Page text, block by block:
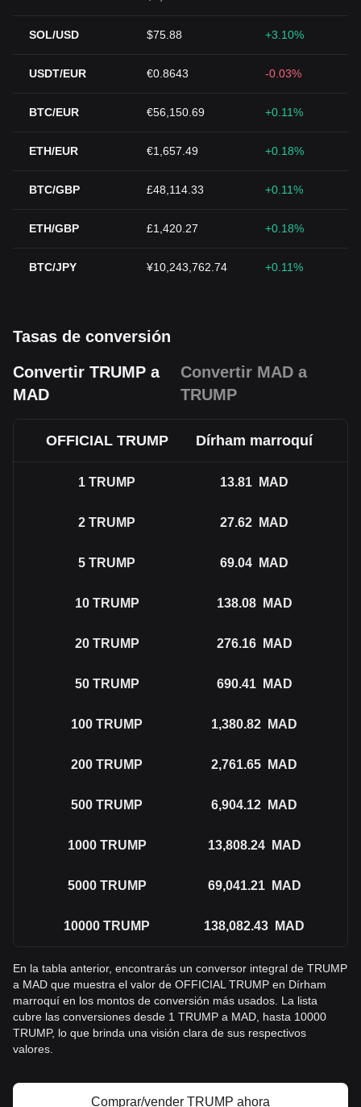
SOL/USD $75.88 +3.10%
USDT/EUR €0.8643 -0.03%
BTC/EUR €56,150.69 +0.11%
ETH/EUR €1,657.49 +0.18%
BTC/GBP £48,114.33 +0.11%
ETH/GBP £1,420.27 +0.18%
BTC/JPY ¥10,243,762.74 +0.11%
Tasas de conversión
Convertir TRUMP a
MAD
Convertir MAD a
TRUMP
OFFICIAL TRUMP Dírham marroquí
1 TRUMP 13.81 MAD
2 TRUMP 27.62 MAD
5 TRUMP 69.04 MAD
10 TRUMP 138.08 MAD
20 TRUMP 276.16 MAD
50 TRUMP 690.41 MAD
100 TRUMP 1,380.82 MAD
200 TRUMP 2,761.65 MAD
500 TRUMP 6,904.12 MAD
1000 TRUMP 13,808.24 MAD
5000 TRUMP 69,041.21 MAD
10000 TRUMP 138,082.43 MAD
En la tabla anterior, encontrarás un conversor integral de TRUMP
a MAD que muestra el valor de OFFICIAL TRUMP en Dírham
marroquí en los montos de conversión más usados. La lista
cubre las conversiones desde 1 TRUMP a MAD, hasta 10000
TRUMP, lo que brinda una visión clara de sus respectivos
valores.
Comprar/vender TRUMP ahora